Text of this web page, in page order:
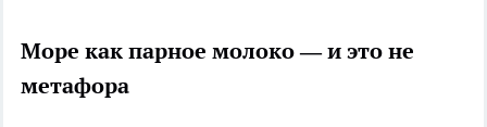
Море как парное молоко — и это не
метафора